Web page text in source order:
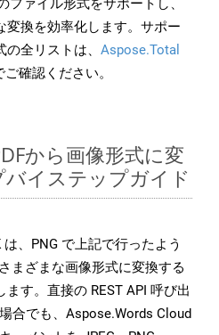
ァイル形式をサポートし、
変換を効率化します。サポー
全リストは、 Aspose.Total
確認ください。
から画像形式に変
イステップガイド
、PNG で上記で行ったよう
まざまな画像形式に変換する
す。直接の REST API 呼び出
合でも、Aspose.Words Cloud